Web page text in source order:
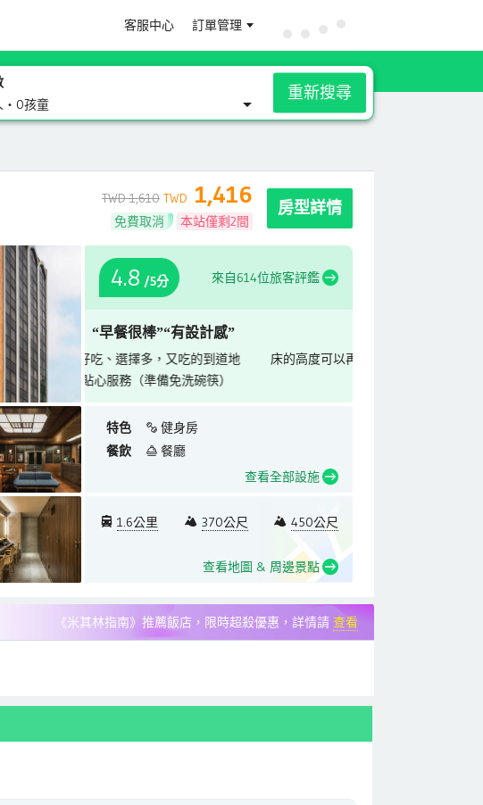
客服中心 訂單管理
0孩童
重新搜尋
TWD 1,610 TWD 1,416
免費取消 本站僅剩2間
房型詳情
“早餐很棒”“有設計感”
4.8 /5分 來自614位旅客評鑑
的到道地
洗碗筷）
床的高度可以再高一些，會更好
特色
健身房
餐飲
餐廳
查看全部設施
1.6公里 370公尺 450公尺
查看地圖 & 周邊景點
《米其林指南》推薦飯店，限時超殺優惠，詳情請 查看